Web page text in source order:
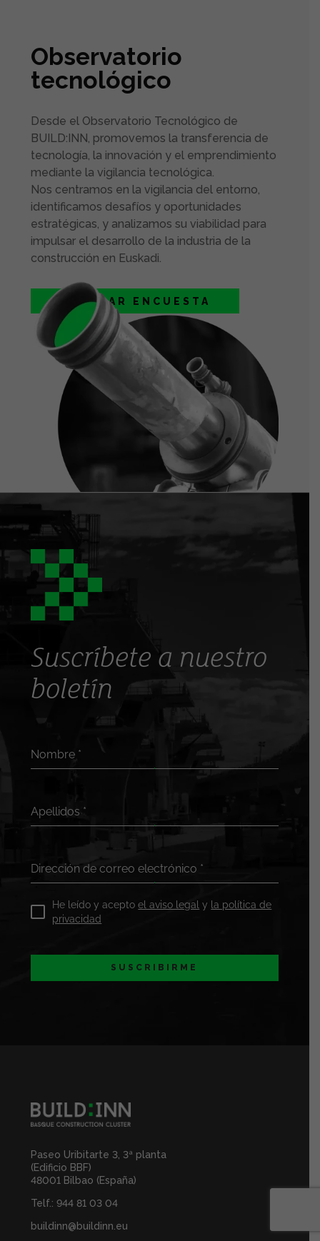
Observatorio
tecnológico
Desde el Observatorio Tecnológico de
BUILD:INN, promovemos la transferencia de
tecnología, la innovación y el emprendimiento
mediante la vigilancia tecnológica.
Nos centramos en la vigilancia del entorno,
identificamos desafíos y oportunidades
estratégicas, y analizamos su viabilidad para
impulsar el desarrollo de la industria de la
construcción en Euskadi.
EMPEZAR ENCUESTA
Suscríbete a nuestro
boletín
Nombre *
Apellidos *
Dirección de correo electrónico *
He leído y aceptoel aviso legal y la política de
privacidad
SUSCRIBIRME
Paseo Uribitarte 3, 3ª planta
(Edificio BBF)
48001 Bilbao (España)
Telf.:944 81 03 04
buildinn@buildinn.eu